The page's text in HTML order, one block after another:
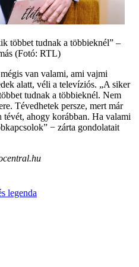
többet tudnak a többieknél” –
(Fotó: RTL)
van valami, ami vajmi
alatt, véli a televíziós. „A siker
tudnak a többieknél. Nem
Tévedhetek persze, mert már
tévét, ahogy korábban. Ha valami
− zárta gondolatait
legenda